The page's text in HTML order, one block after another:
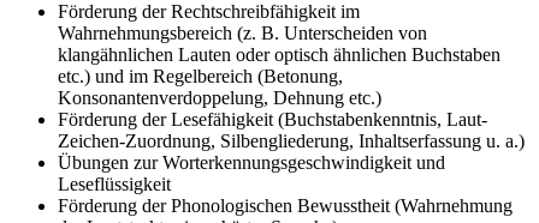
Förderung der Rechtschreibfähigkeit im
Wahrnehmungsbereich (z. B. Unterscheiden von
klangähnlichen Lauten oder optisch ähnlichen Buchstaben
etc.) und im Regelbereich (Betonung,
Konsonantenverdoppelung, Dehnung etc.)
Förderung der Lesefähigkeit (Buchstabenkenntnis, Laut-
Zeichen-Zuordnung, Silbengliederung, Inhaltserfassung u. a.)
Übungen zur Worterkennungsgeschwindigkeit und
Leseflüssigkeit
Förderung der Phonologischen Bewusstheit (Wahrnehmung